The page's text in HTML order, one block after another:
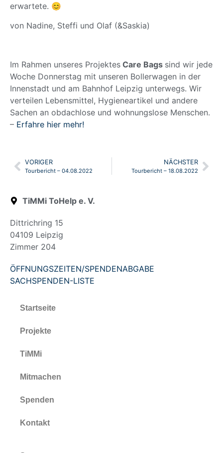
erwartete. 😊
von Nadine, Steffi und Olaf (&Saskia)
Im Rahmen unseres Projektes Care Bags sind wir jede
Woche Donnerstag mit unseren Bollerwagen in der
Innenstadt und am Bahnhof Leipzig unterwegs. Wir
verteilen Lebensmittel, Hygieneartikel und andere
Sachen an obdachlose und wohnungslose Menschen.
– Erfahre hier mehr!
VORIGER
Tourbericht – 04.08.2022
NÄCHSTER
Tourbericht – 18.08.2022
TiMMi ToHelp e. V.
Dittrichring 15
04109 Leipzig
Zimmer 204
ÖFFNUNGSZEITEN/SPENDENABGABE
SACHSPENDEN-LISTE
Startseite
Projekte
TiMMi
Mitmachen
Spenden
Kontakt